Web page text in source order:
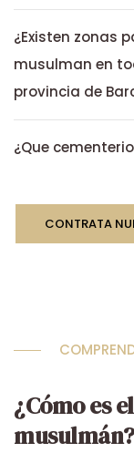
¿Existen zonas
musulman en
provincia de
¿Que
CONTRATA
¿Cómo es
musulmán?